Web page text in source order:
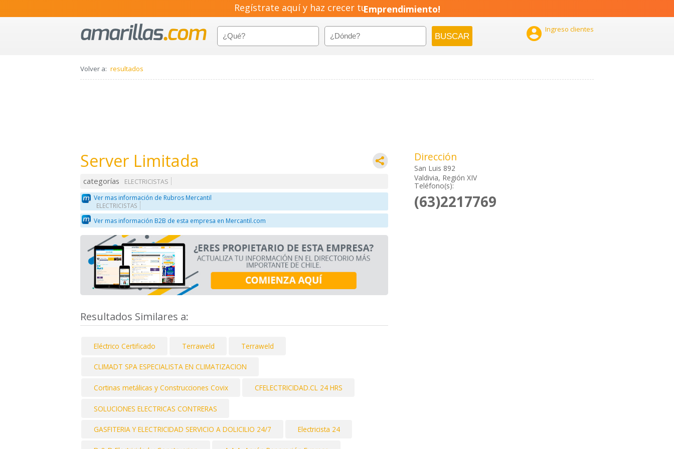
Regístrate aquí y haz crecer tuEmprendimiento!
 Ingreso clientes
Volver a: resultados
Server Limitada
categorías
ELECTRICISTAS
Ver mas información de Rubros Mercantil
ELECTRICISTAS
Ver mas información B2B de esta empresa en Mercantil.com
Resultados Similares a:
Eléctrico Certificado Terraweld Terraweld
CLIMADT SPA ESPECIALISTA EN CLIMATIZACION
Cortinas metálicas y Construcciones Covix CFELECTRICIDAD.CL 24 HRS
SOLUCIONES ELECTRICAS CONTRERAS
GASFITERIA Y ELECTRICIDAD SERVICIO A DOLICILIO 24/7 Electricista 24
Dirección
San Luis 892
Valdivia, Región XIV
Teléfono(s):
(63)2217769